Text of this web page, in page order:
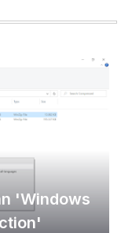
'Windows